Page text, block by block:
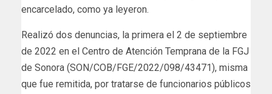
encarcelado, como ya leyeron.
Realizó dos denuncias, la primera el 2 de septiembre
de 2022 en el Centro de Atención Temprana de la FGJ
de Sonora (SON/COB/FGE/2022/098/43471), misma
que fue remitida, por tratarse de funcionarios públicos